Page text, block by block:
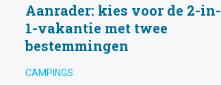
Aanrader: kies voor de 2-in-
1-vakantie met twee
bestemmingen
CAMPINGS